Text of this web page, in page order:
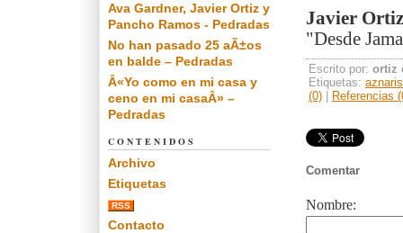
Javier Ortiz
"Desde
Escrito por: ortiz
Etiquetas:
(0)
Referencias
Comentar
Nombre:
Ava Gardner, Javier Ortiz y
Pancho Ramos - Pedradas
No han pasado 25 aÃ±os
en balde – Pedradas
Â«Yo como en mi casa y
ceno en mi casaÂ» –
Pedradas
CONTENIDOS
Archivo
Etiquetas
RSS
Contacto